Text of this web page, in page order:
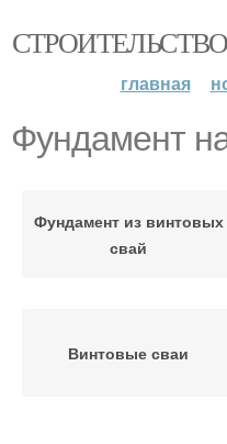
главная
Фундамент
Фундамент из винтовых
свай
Винтовые сваи